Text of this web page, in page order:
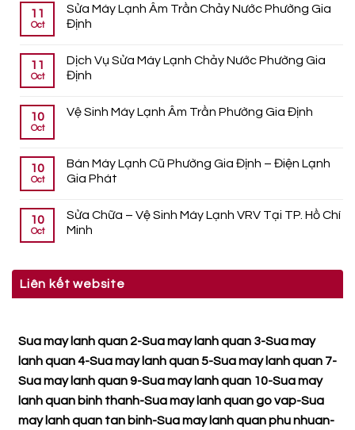
11
Oct
Sửa Máy Lạnh Âm Trần Chảy Nước Phường Gia
Định
11
Oct
Dịch Vụ Sửa Máy Lạnh Chảy Nước Phường Gia
Định
10
Oct
Vệ Sinh Máy Lạnh Âm Trần Phường Gia Định
10
Oct
Bán Máy Lạnh Cũ Phường Gia Định – Điện Lạnh
Gia Phát
10
Oct
Sửa Chữa – Vệ Sinh Máy Lạnh VRV Tại TP. Hồ Chí
Minh
Liên kết website
Sua may lanh quan 2-Sua may lanh quan 3-Sua may
lanh quan 4-Sua may lanh quan 5-Sua may lanh quan 7-
Sua may lanh quan 9-Sua may lanh quan 10-Sua may
lanh quan binh thanh-Sua may lanh quan go vap-Sua
may lanh quan tan binh-Sua may lanh quan phu nhuan-